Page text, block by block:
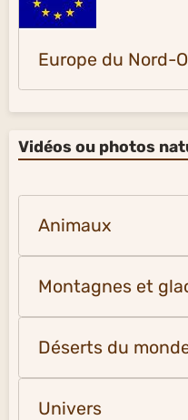
Europe du Nord-
Vidéos ou photos
Animaux
Montagnes et
Déserts du
Univers